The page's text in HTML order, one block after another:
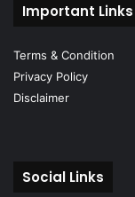
Important Links
Terms & Condition
Privacy Policy
Disclaimer
Social Links